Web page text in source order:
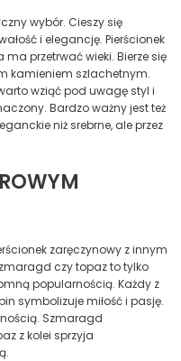
wybór. Cieszy się
i elegancję. Pierścionek
przetrwać wieki. Bierze się
kamieniem szlachetnym.
wziąć pod uwagę styl i
Bardzo ważny jest też
niż srebrne, ale przez
zaręczynowy z innym
czy topaz to tylko
popularnością. Każdy z
symbolizuje miłość i pasję.
Szmaragd
z kolei sprzyja